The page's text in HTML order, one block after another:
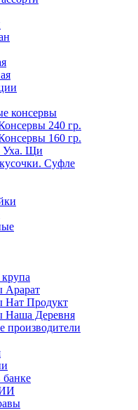
консервы
240 гр.
160 гр.
Уха. Щи
Суфле
Арарат
Нат Продукт
Наша Деревня
производители